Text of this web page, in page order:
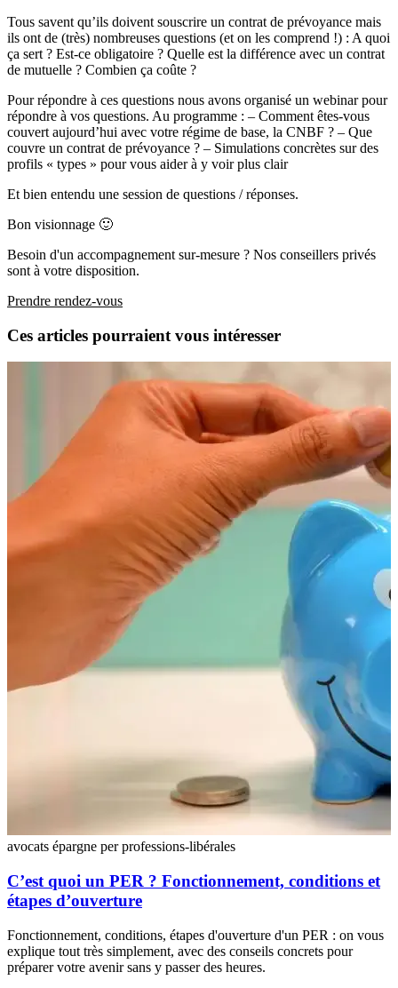
Tous savent qu’ils doivent souscrire un contrat de prévoyance mais
ils ont de (très) nombreuses questions (et on les comprend !) : A quoi
ça sert ? Est-ce obligatoire ? Quelle est la différence avec un contrat
de mutuelle ? Combien ça coûte ?
Pour répondre à ces questions nous avons organisé un webinar pour
répondre à vos questions. Au programme : – Comment êtes-vous
couvert aujourd’hui avec votre régime de base, la CNBF ? – Que
couvre un contrat de prévoyance ? – Simulations concrètes sur des
profils « types » pour vous aider à y voir plus clair
Et bien entendu une session de questions / réponses.
Bon visionnage 🙂
Besoin d'un accompagnement sur-mesure ? Nos conseillers privés
sont à votre disposition.
Prendre rendez-vous
Ces articles pourraient vous intéresser
avocats épargne perprofessions-libérales
C’est quoi un PER ? Fonctionnement, conditions et
étapes d’ouverture
Fonctionnement, conditions, étapes d'ouverture d'un PER : on vous
explique tout très simplement, avec des conseils concrets pour
préparer votre avenir sans y passer des heures.